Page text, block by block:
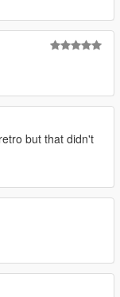
but that didn't